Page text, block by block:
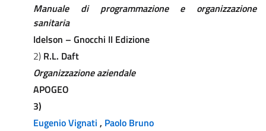
Manuale di programmazione e organizzazione
sanitaria
Idelson – Gnocchi II Edizione
2) R.L. Daft
Organizzazione aziendale
APOGEO
3)
Eugenio Vignati , Paolo Bruno